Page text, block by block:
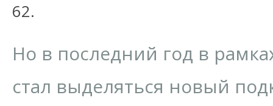
62.
Но в последний год в
стал выделяться новый